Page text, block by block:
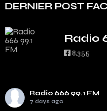
DERNIER POST
Radio
8,355
Radio 666 99.1 FM
7 days ago